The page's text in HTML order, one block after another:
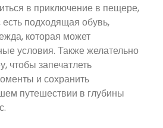
в приключение в пещере,
есть подходящая обувь,
которая может
условия. Также желательно
чтобы запечатлеть
и сохранить
путешествии в глубины